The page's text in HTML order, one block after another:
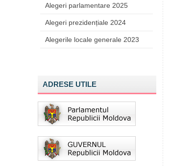
Alegeri parlamentare 2025
Alegeri prezidențiale 2024
Alegerile locale generale 2023
ADRESE UTILE